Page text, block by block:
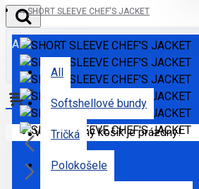
All
All
Softshellové bundy
Tričká
Polokošele
Váš nákupný košík je prázdny!
SHORT SLEEVE CHEF'S JACKET